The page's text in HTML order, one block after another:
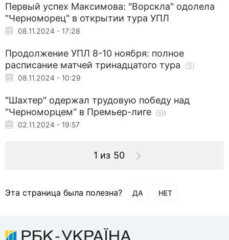
Первый успех Максимова: "Ворскла" одолела
"Черноморец" в открытии тура УПЛ
08.11.2024 - 17:28
Продолжение УПЛ 8-10 ноября: полное
расписание матчей тринадцатого тура
08.11.2024 - 10:29
"Шахтер" одержал трудовую победу над
"Черноморцем" в Премьер-лиге
02.11.2024 - 19:57
1 из 50
Эта страница была полезна? ДА НЕТ